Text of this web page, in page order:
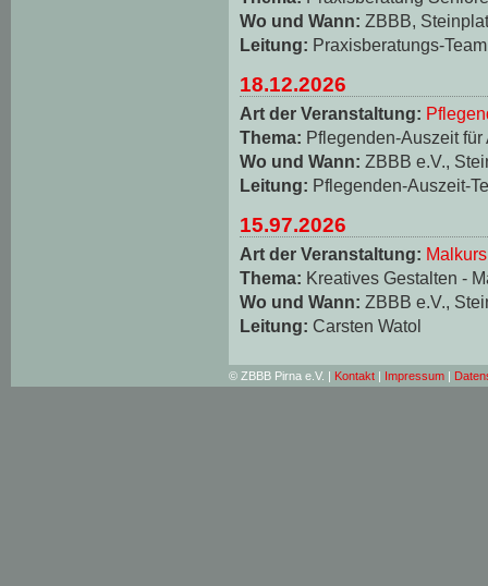
Wo und Wann: ZBBB,
Leitung: Praxisberatungs-Team
18.12.2026
Art der Veranstaltung:
Thema: Pflegenden-Auszeit
Wo und Wann: ZBBB e.V.,
Leitung: Pflegenden-Auszeit-
15.97.2026
Art der Veranstaltung: Malkurs
Thema: Kreatives Gestalten -
Wo und Wann: ZBBB e.V.,
Leitung: Carsten Watol
© ZBBB Pirna e.V. | Kontakt | Impressum |